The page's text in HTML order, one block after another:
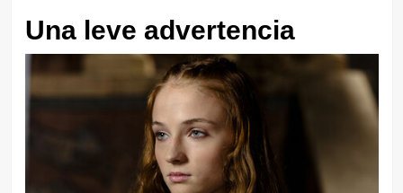
Una leve advertencia